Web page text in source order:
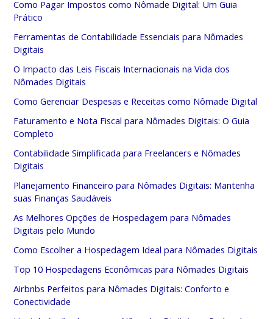
Como Pagar Impostos como Nômade Digital: Um Guia
Prático
Ferramentas de Contabilidade Essenciais para Nômades
Digitais
O Impacto das Leis Fiscais Internacionais na Vida dos
Nômades Digitais
Como Gerenciar Despesas e Receitas como Nômade Digital
Faturamento e Nota Fiscal para Nômades Digitais: O Guia
Completo
Contabilidade Simplificada para Freelancers e Nômades
Digitais
Planejamento Financeiro para Nômades Digitais: Mantenha
suas Finanças Saudáveis
As Melhores Opções de Hospedagem para Nômades
Digitais pelo Mundo
Como Escolher a Hospedagem Ideal para Nômades Digitais
Top 10 Hospedagens Econômicas para Nômades Digitais
Airbnbs Perfeitos para Nômades Digitais: Conforto e
Conectividade